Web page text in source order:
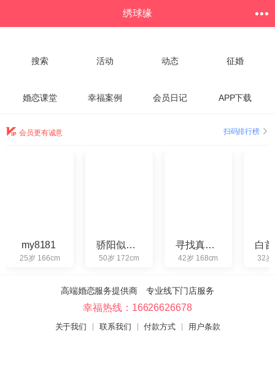
绣球缘
搜索 活动 动态 征婚
婚恋课堂 幸福案例 会员日记 APP下载
会员更有诚意 扫码排行榜
my8181
25岁 166cm
骄阳似火2025
50岁 172cm
寻找真爱云儿
42岁 168cm 32岁
高端婚恋服务提供商 专业线下门店服务
幸福热线：16626626678
关于我们 联系我们 付款方式 用户条款